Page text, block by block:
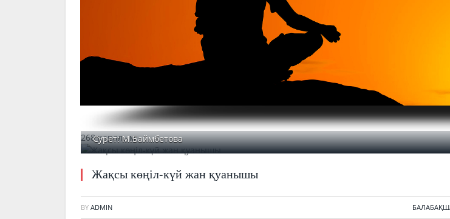
268 қаралым
Сурет: М.Баймбетова
Жақсы көңіл-күй жан қуанышы
BY ADMIN